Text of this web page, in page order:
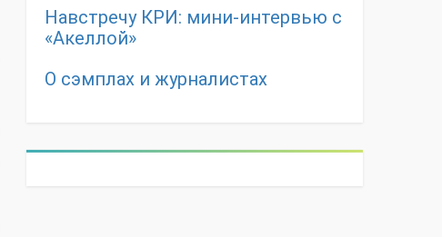
Навстречу КРИ: мини-интервью с
«Акеллой»
О сэмплах и журналистах